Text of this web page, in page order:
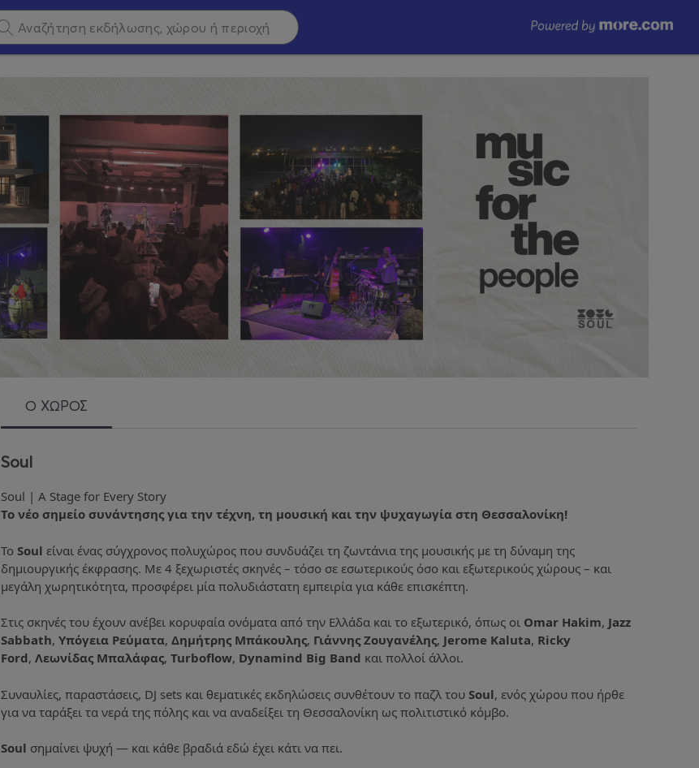
Ο ΧΩΡΟΣ
Soul
Soul | A Stage for Every Story
Το νέο σημείο συνάντησης για την τέχνη, τη μουσική και την ψυχαγωγία στη Θεσσαλονίκη!
Το Soul είναι ένας σύγχρονος πολυχώρος που συνδυάζει τη ζωντάνια της μουσικής με τη δύναμη της
δημιουργικής έκφρασης. Με 4 ξεχωριστές σκηνές – τόσο σε εσωτερικούς όσο και εξωτερικούς χώρους – και
μεγάλη χωρητικότητα, προσφέρει μία πολυδιάστατη εμπειρία για κάθε επισκέπτη.
Στις σκηνές του έχουν ανέβει κορυφαία ονόματα από την Ελλάδα και το εξωτερικό, όπως οι Omar Hakim, Jazz
Sabbath, Υπόγεια Ρεύματα, Δημήτρης Μπάκουλης, Γιάννης Ζουγανέλης, Jerome Kaluta, Ricky
Ford, Λεωνίδας Μπαλάφας, Turboflow, Dynamind Big Band και πολλοί άλλοι.
Συναυλίες, παραστάσεις, DJ sets και θεματικές εκδηλώσεις συνθέτουν το παζλ του Soul, ενός χώρου που ήρθε
για να ταράξει τα νερά της πόλης και να αναδείξει τη Θεσσαλονίκη ως πολιτιστικό κόμβο.
Soul σημαίνει ψυχή — και κάθε βραδιά εδώ έχει κάτι να πει.